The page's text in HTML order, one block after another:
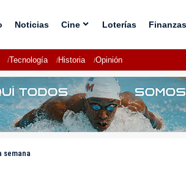
Noticias Cine Loterías Finanzas
Tecnología Historia Opinión
semana